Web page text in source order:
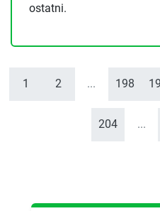
ostatni.
1 2 ... 198
204 ...